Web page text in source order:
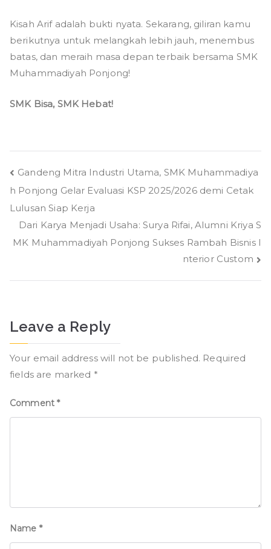
Kisah Arif adalah bukti nyata. Sekarang, giliran kamu
berikutnya untuk melangkah lebih jauh, menembus
batas, dan meraih masa depan terbaik bersama SMK
Muhammadiyah Ponjong!
SMK Bisa, SMK Hebat!
Post
navigation
Gandeng Mitra Industri Utama, SMK Muhammadiya
h Ponjong Gelar Evaluasi KSP 2025/2026 demi Cetak
Lulusan Siap Kerja
Dari Karya Menjadi Usaha: Surya Rifai, Alumni Kriya S
MK Muhammadiyah Ponjong Sukses Rambah Bisnis I
nterior Custom
Leave a Reply
Your email address will not be published. Required
fields are marked *
Comment*
Name *